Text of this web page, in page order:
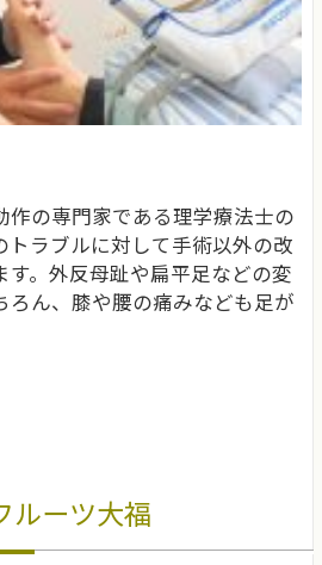
の専門家である理学療法士の
トラブルに対して手術以外の改
す。外反母趾や扁平足などの変
ろん、膝や腰の痛みなども足が
ルーツ大福